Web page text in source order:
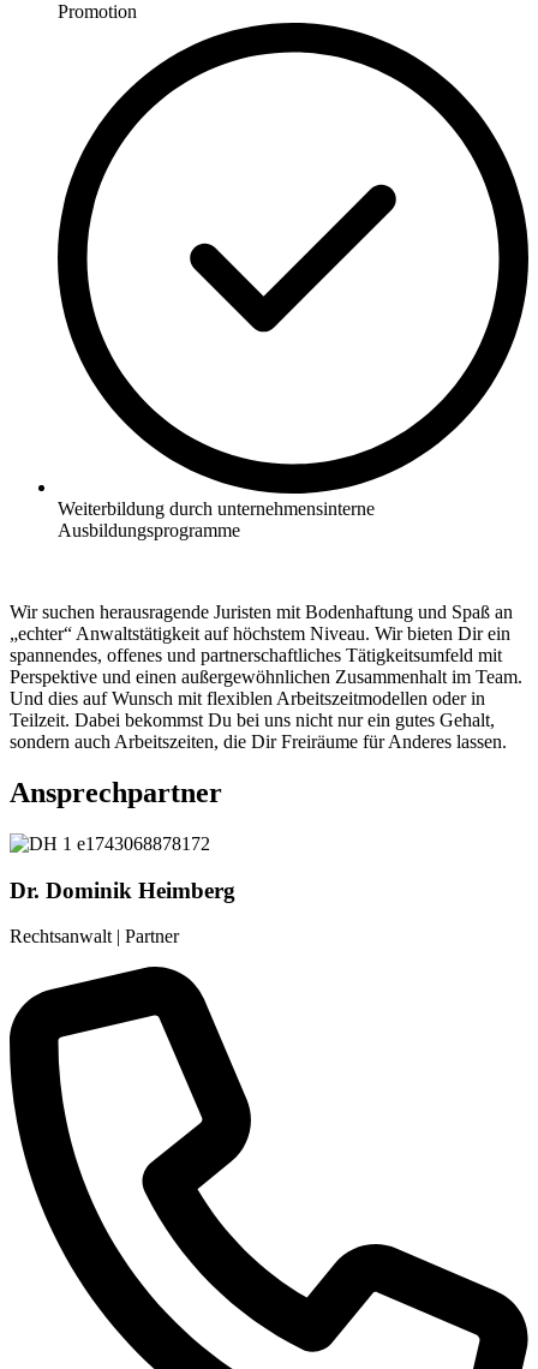
Promotion
Weiterbildung durch unternehmensinterne
Ausbildungsprogramme
Wir suchen herausragende Juristen mit Bodenhaftung und Spaß an
„echter“ Anwaltstätigkeit auf höchstem Niveau. Wir bieten Dir ein
spannendes, offenes und partnerschaftliches Tätigkeitsumfeld mit
Perspektive und einen außergewöhnlichen Zusammenhalt im Team.
Und dies auf Wunsch mit flexiblen Arbeitszeitmodellen oder in
Teilzeit. Dabei bekommst Du bei uns nicht nur ein gutes Gehalt,
sondern auch Arbeitszeiten, die Dir Freiräume für Anderes lassen.
Ansprechpartner
Dr. Dominik Heimberg
Rechtsanwalt | Partner